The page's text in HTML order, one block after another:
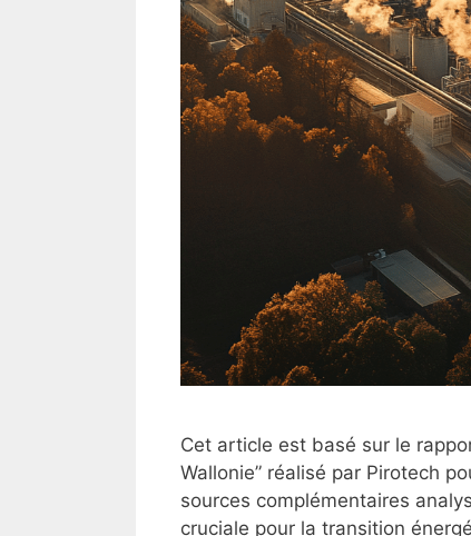
Cet article est basé sur le
Wallonie” réalisé par Pirotech
sources complémentaires
cruciale pour la transition